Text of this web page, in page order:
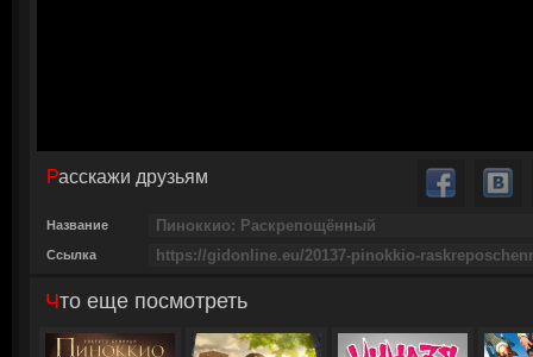
Расскажи друзьям
Название
Ссылка
Что еще посмотреть